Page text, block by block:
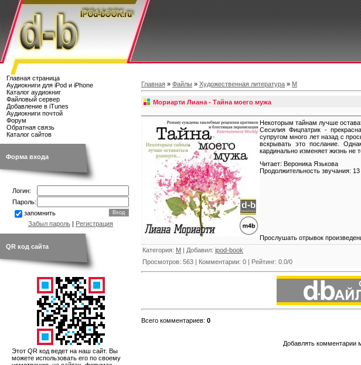
Главная страница
Аудиокниги для iPod и iPhone
Каталог аудиокниг
Файловый сервер
Добавление в iTunes
Аудиокниги почтой
Форум
Обратная связь
Каталог сайтов
Форма входа
Логин:
Пароль:
запомнить
Забыл пароль | Регистрация
QR код сайта
Этот QR код ведет на наш сайт. Вы
можете использовать его по своему
Главная » Файлы » Художественная литература » М
Мориарти Лиана - Тайна моего мужа
Некоторым тайнам лучше
Сесилия Фицпатрик -
супругом много лет назад с
вскрывать это послание.
кардинально изменяет жизнь не
Читает: Вероника Язькова
Продолжительность звучания:
Прослушать отрывок
Категория: М | Добавил: ipod-book
Просмотров: 563 | Комментарии: 0 | Рейтинг: 0.0/0
Всего комментариев: 0
Добавлять комментарии